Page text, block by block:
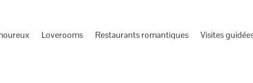
Loverooms Restaurants romantiques Visites